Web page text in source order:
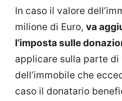
In caso il valore
milione di Euro, va
l’imposta sulle
applicare sulla parte di
dell’immobile che
caso il donatario